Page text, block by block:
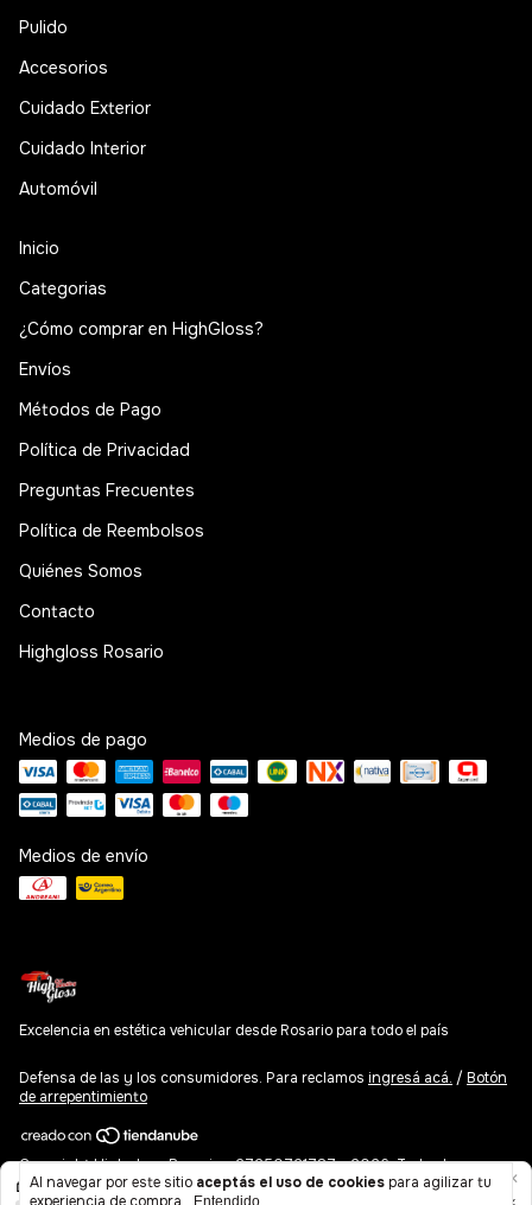
Al navegar por este sitio aceptás el uso de cookies para agilizar tu
Entendido
Pulido
Accesorios
Cuidado Exterior
Cuidado Interior
Automóvil
Inicio
Categorias
¿Cómo comprar en HighGloss?
Envíos
Métodos de Pago
Política de Privacidad
Preguntas Frecuentes
Política de Reembolsos
Quiénes Somos
Contacto
Highgloss Rosario
Medios de pago
Medios de envío
Excelencia en estética vehicular desde Rosario para todo el país
Defensa de las y los consumidores. Para reclamos ingresá acá. / Botón
de arrepentimiento
Copyright Highgloss Rosario - 27250721787 - 2026. Todos los
derechos reservados.